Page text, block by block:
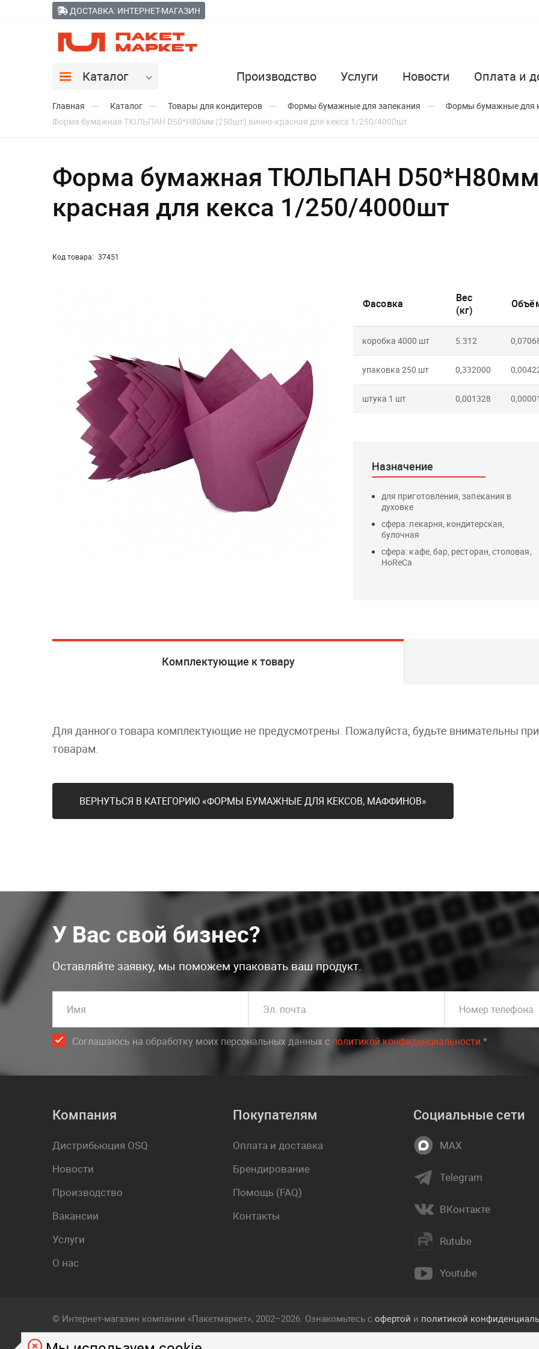
ДОСТАВКА: ИНТЕРНЕТ-МАГАЗИН
Каталог Производство Услуги Новости Оплата и
Главная Каталог Товары для кондитеров Формы бумажные для запекания
Формы бумажные для
Форма бумажная ТЮЛЬПАН D50*H80мм (250шт) винно-красная для кекса 1/250/4000шт
Форма бумажная ТЮЛЬПАН
красная для кекса 1/250/4000шт
Код товара: 37451
Фасовка
Вес
(кг)
коробка 4000 шт 5.312
упаковка 250 шт 0,332000
штука 1 шт 0,001328
Назначение
для приготовления, запекания в
духовке
сфера: пекарня, кондитерская,
булочная
сфера: кафе, бар, ресторан, столовая,
HoReCa
Комплектующие к товару
Для данного товара комплектующие не предусмотрены. Пожалуйста, будьте внимательны
товарам.
ВЕРНУТЬСЯ В КАТЕГОРИЮ «ФОРМЫ БУМАЖНЫЕ ДЛЯ КЕКСОВ, МАФФИНОВ»
У Вас свой бизнес?
Оставляйте заявку, мы поможем упаковать ваш продукт.
Имя Эл. почта Номер телефона
Соглашаюсь на обработку моих персональных данных c политикой конфиденциальности.*
Компания
Дистрибьюция OSQ
Новости
Производство
Вакансии
Услуги
О нас
Покупателям
Оплата и доставка
Брендирование
Помощь (FAQ)
Контакты
Социальные сети
MAX
Telegram
ВКонтакте
Rutube
Youtube
© Интернет-магазин компании «Пакетмаркет», 2002–2026. Ознакомьтесь с офертой и политикой